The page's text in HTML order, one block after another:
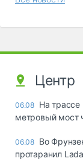
Центр
06.08 На трассе
метровый мост
06.08 Во
протаранил